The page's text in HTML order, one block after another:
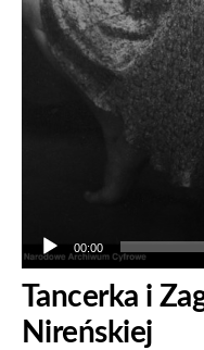
00:00
Tancerka i
Nireńskiej